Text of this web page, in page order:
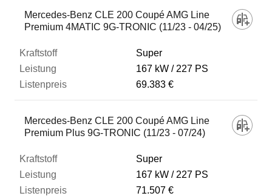
Mercedes-Benz CLE 200 Coupé AMG Line
Premium 4MATIC 9G-TRONIC (11/23 - 04/25)
Super
167 kW
227 PS
69.383 €
Mercedes-Benz CLE 200 Coupé AMG Line
Premium Plus 9G-TRONIC (11/23 - 07/24)
Super
167 kW
227 PS
71.507 €